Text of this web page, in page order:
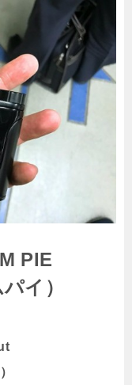
PIE
イ）